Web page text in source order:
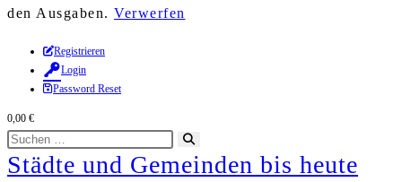
den Ausgaben. Verwerfen
Zum
Inhalt
springen
Registrieren
Login
Password Reset
0,00 €
Diese
Website
starten
Städte und Gemeinden bis heute